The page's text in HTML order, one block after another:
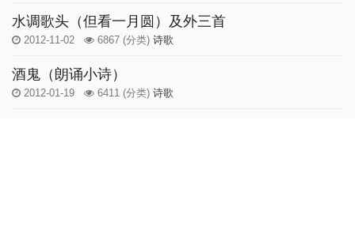
水调歌头（但看一月圆）及外三首
2012-11-02 6867 (分类) 诗歌
酒鬼（朗诵小诗）
2012-01-19 6411 (分类) 诗歌